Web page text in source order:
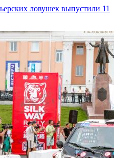
ловушек выпустили 11